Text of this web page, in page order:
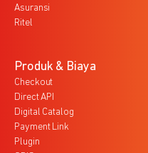
Asuransi
Ritel
Produk & Biaya
Checkout
Direct API
Digital Catalog
Payment Link
Plugin